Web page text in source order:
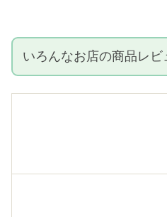
いろんなお店の商品レビ